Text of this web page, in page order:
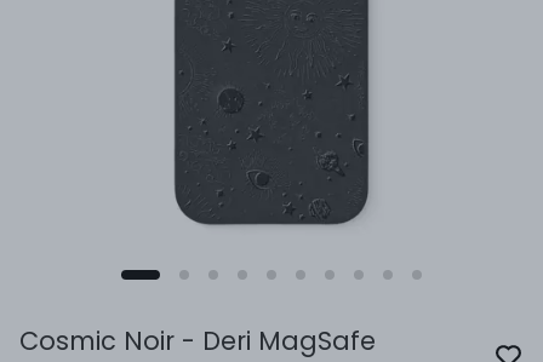
Cosmic Noir - Deri MagSafe